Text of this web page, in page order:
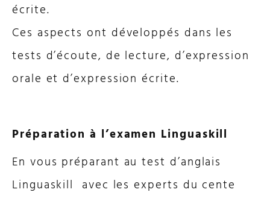
écrite.
Ces aspects ont développés dans les
tests d’écoute, de lecture, d’expression
orale et d’expression écrite.
Préparation à l’examen Linguaskill
En vous préparant au test d’anglais
Linguaskill avec les experts du cente